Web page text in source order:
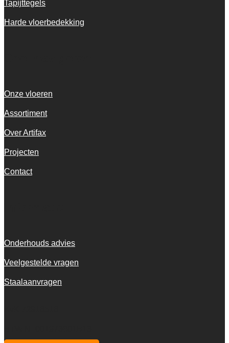
Tapijttegels
Harde vloerbedekking
Onze vloeren
Assortiment
Over Artifax
Projecten
Contact
Onderhouds advies
Veelgestelde vragen
Staalaanvragen